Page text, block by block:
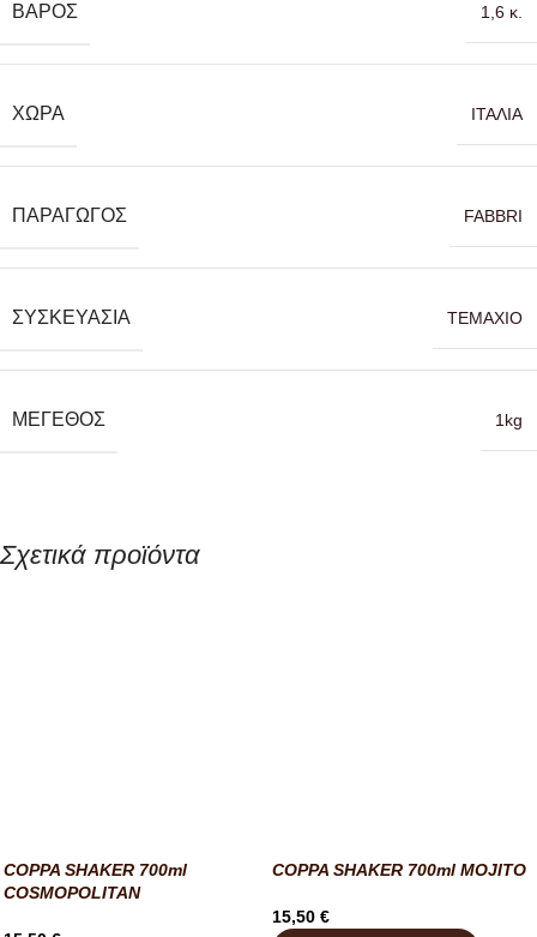
ΒΆΡΟΣ 1,6 κ.
ΧΏΡΑ ΙΤΑΛΙΑ
ΠΑΡΑΓΩΓΌΣ FABBRI
ΣΥΣΚΕΥΑΣΊΑ TEMAXIO
ΜΈΓΕΘΟΣ 1kg
Σχετικά προϊόντα
COPPA SHAKER 700ml
COSMOPOLITAN
COPPA SHAKER 700ml MOJITO
15,50 €